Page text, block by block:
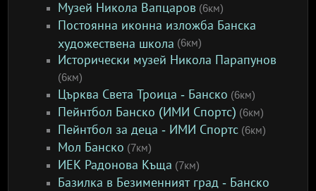
Музей Никола Вапцаров (6км)
Постоянна иконна изложба Банска
художествена школа (6км)
Исторически музей Никола Парапунов
(6км)
Църква Света Троица - Банско (6км)
Пейнтбол Банско (ИМИ Спортс) (6км)
Пейнтбол за деца - ИМИ Спортс (6км)
Мол Банско (7км)
ИЕК Радонова Къща (7км)
Базилка в Безименният град - Банско